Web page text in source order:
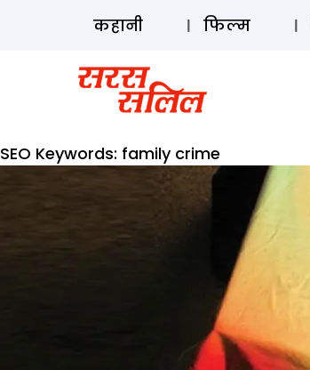
कहानी फिल्म
SEO Keywords: family crime